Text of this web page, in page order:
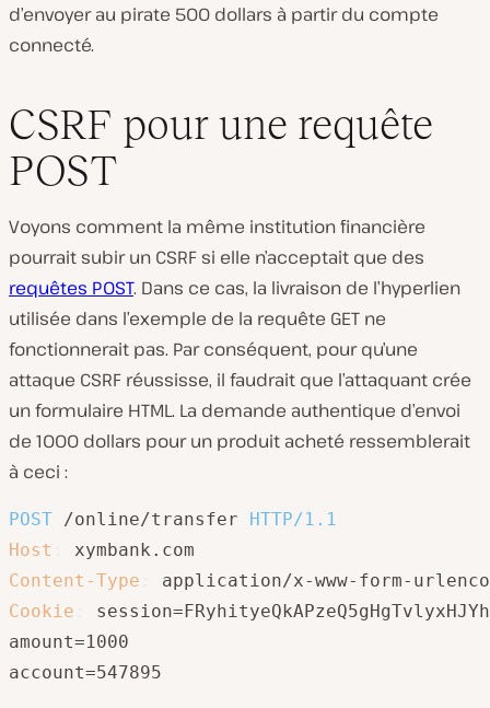
d’envoyer au pirate 500 dollars à partir du compte
connecté.
CSRF pour une requête
POST
Voyons comment la même institution financière
pourrait subir un CSRF si elle n’acceptait que des
requêtes POST. Dans ce cas, la livraison de l’hyperlien
utilisée dans l’exemple de la requête GET ne
fonctionnerait pas. Par conséquent, pour qu’une
attaque CSRF réussisse, il faudrait que l’attaquant crée
un formulaire HTML. La demande authentique d’envoi
de 1000 dollars pour un produit acheté ressemblerait
à ceci :
POST /online/transfer
HTTP/1.1
Host
xymbank.com
Content-Type
application/x-www-form-
Cookie
amount=1000
account=547895